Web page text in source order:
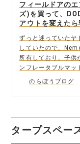
フィールドアの
ズ)を買って、
アウトを変えた
ずっと迷っていたヤ
していたので、
所有しており、子供
ンフレータブルマ
のらぼうブログ
タープスペー